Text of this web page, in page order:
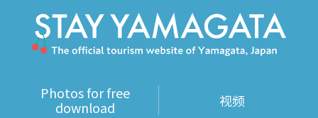
Photos for free
download
视频